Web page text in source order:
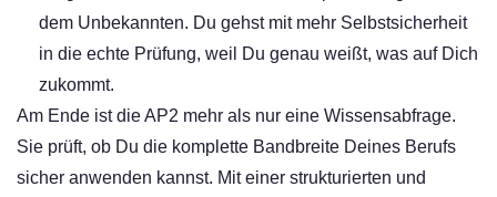
dem Unbekannten. Du gehst mit mehr Selbstsicherheit
in die echte Prüfung, weil Du genau weißt, was auf Dich
zukommt.
Am Ende ist die AP2 mehr als nur eine Wissensabfrage.
Sie prüft, ob Du die komplette Bandbreite Deines Berufs
sicher anwenden kannst. Mit einer strukturierten und